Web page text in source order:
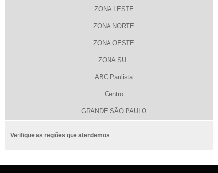
ZONA LESTE
ZONA NORTE
ZONA OESTE
ZONA SUL
ABC Paulista
Centro
GRANDE SÃO PAULO
Verifique as regiões que atendemos